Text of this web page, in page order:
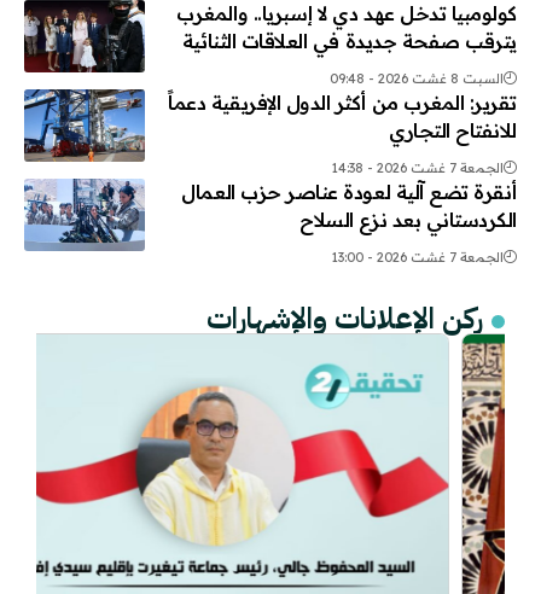
كولومبيا تدخل عهد دي لا إسبريا.. والمغرب
يترقب صفحة جديدة في العلاقات الثنائية
السبت 8 غشت 2026 - 09:48
تقرير: المغرب من أكثر الدول الإفريقية دعماً
للانفتاح التجاري
الجمعة 7 غشت 2026 - 14:38
أنقرة تضع آلية لعودة عناصر حزب العمال
الكردستاني بعد نزع السلاح
الجمعة 7 غشت 2026 - 13:00
ركن الإعلانات والإشهارات